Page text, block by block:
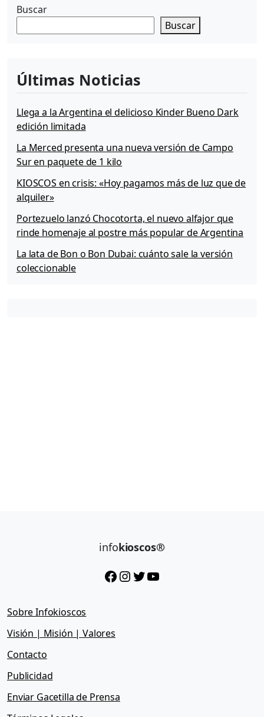
e
m
Buscar
Buscar
Últimas Noticias
Llega a la Argentina el delicioso Kinder Bueno Dark
edición limitada
La Merced presenta una nueva versión de Campo
Sur en paquete de 1 kilo
KIOSCOS en crisis: «Hoy pagamos más de luz que de
alquiler»
Portezuelo lanzó Chocotorta, el nuevo alfajor que
rinde homenaje al postre más popular de Argentina
La lata de Bon o Bon Dubai: cuánto sale la versión
coleccionable
infokioscos®
Facebook InstagramTwitter YouTube
Sobre Infokioscos
Visión | Misión | Valores
Contacto
Publicidad
Enviar Gacetilla de Prensa